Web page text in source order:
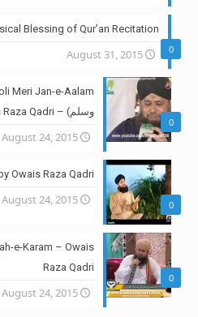
0
Blessing of Qur’an Recitation
August 31, 2015
0
وسلم) – Owais Raza Qadri
August 24, 2015
0
Owais Raza Qadri
August 24, 2015
0
e-Karam – Owais
Raza Qadri
August 24, 2015